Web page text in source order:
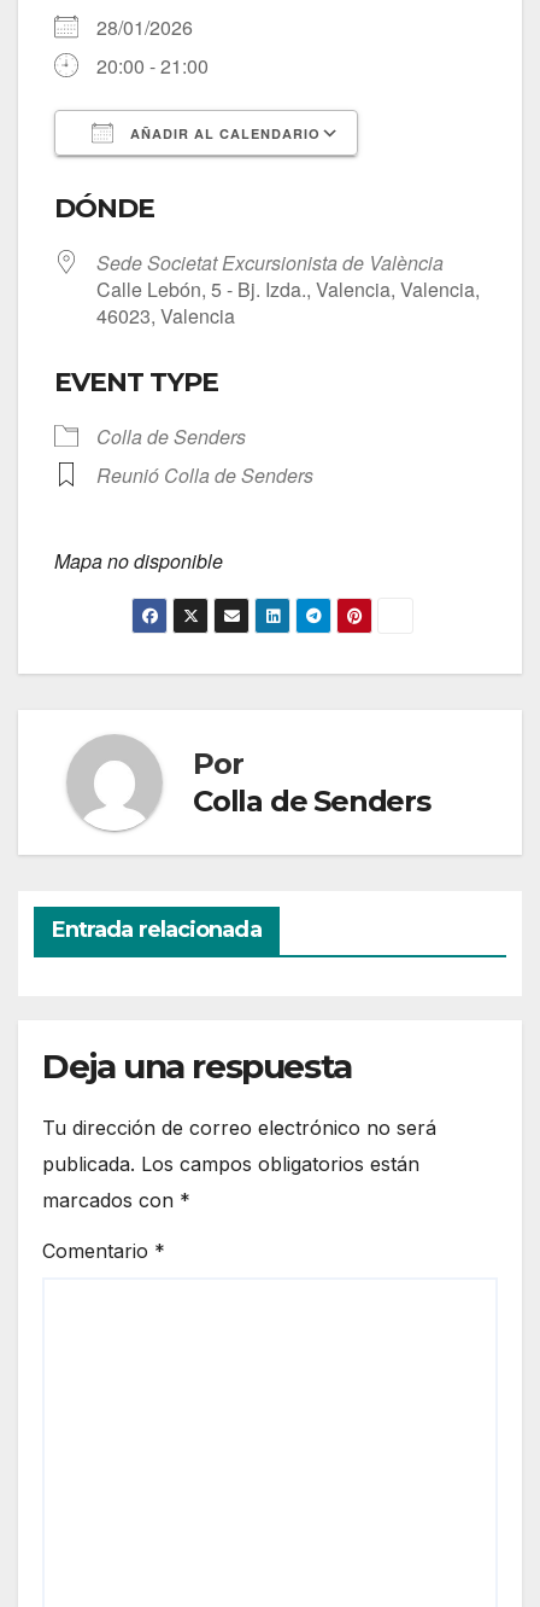
28/01/2026
20:00 - 21:00
AÑADIR AL CALENDARIO
DÓNDE
Sede Societat Excursionista de València
Calle Lebón, 5 - Bj. Izda., Valencia, Valencia,
46023, Valencia
EVENT TYPE
Colla de Senders
Reunió Colla de Senders
Mapa no disponible
Por
Colla de Senders
Entrada relacionada
Deja una respuesta
Tu dirección de correo electrónico no será
publicada. Los campos obligatorios están
marcados con *
Comentario *